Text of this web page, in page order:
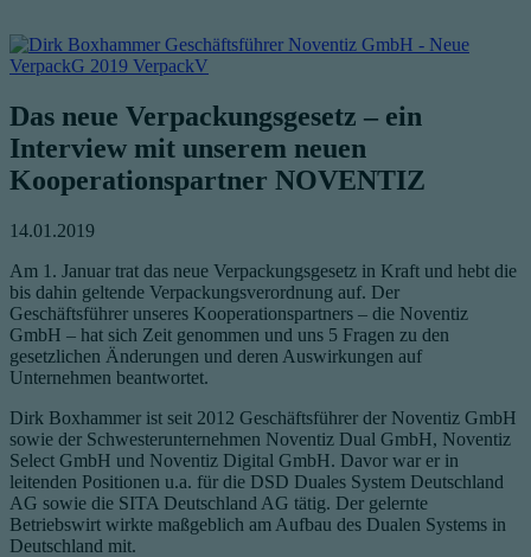
Das neue Verpackungsgesetz – ein
Interview mit unserem neuen
Kooperationspartner NOVENTIZ
14.01.2019
Am 1. Januar trat das neue Verpackungsgesetz in Kraft und hebt die
bis dahin geltende Verpackungsverordnung auf. Der
Geschäftsführer unseres Kooperationspartners – die Noventiz
GmbH – hat sich Zeit genommen und uns 5 Fragen zu den
gesetzlichen Änderungen und deren Auswirkungen auf
Unternehmen beantwortet.
Dirk Boxhammer ist seit 2012 Geschäftsführer der Noventiz GmbH
sowie der Schwesterunternehmen Noventiz Dual GmbH, Noventiz
Select GmbH und Noventiz Digital GmbH. Davor war er in
leitenden Positionen u.a. für die DSD Duales System Deutschland
AG sowie die SITA Deutschland AG tätig. Der gelernte
Betriebswirt wirkte maßgeblich am Aufbau des Dualen Systems in
Deutschland mit.